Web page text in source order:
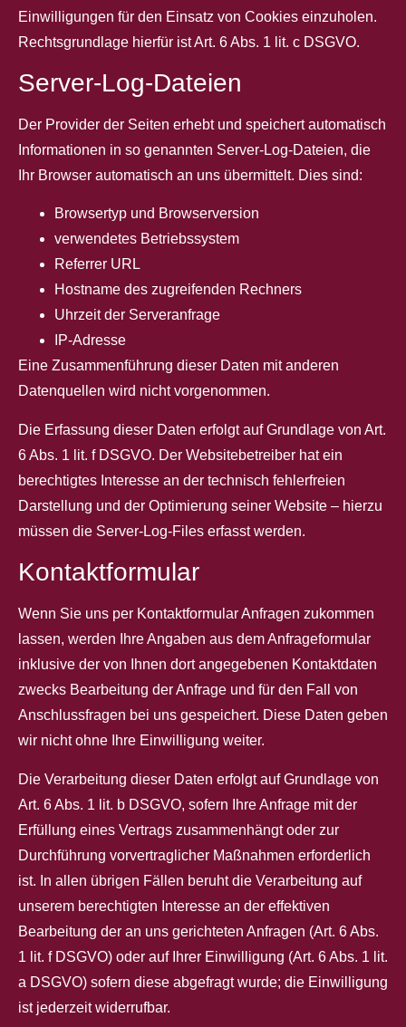
Einwilligungen für den Einsatz von Cookies einzuholen.
Rechtsgrundlage hierfür ist Art. 6 Abs. 1 lit. c DSGVO.
Server-Log-Dateien
Der Provider der Seiten erhebt und speichert automatisch
Informationen in so genannten Server-Log-Dateien, die
Ihr Browser automatisch an uns übermittelt. Dies sind:
Browsertyp und Browserversion
verwendetes Betriebssystem
Referrer URL
Hostname des zugreifenden Rechners
Uhrzeit der Serveranfrage
IP-Adresse
Eine Zusammenführung dieser Daten mit anderen
Datenquellen wird nicht vorgenommen.
Die Erfassung dieser Daten erfolgt auf Grundlage von Art.
6 Abs. 1 lit. f DSGVO. Der Websitebetreiber hat ein
berechtigtes Interesse an der technisch fehlerfreien
Darstellung und der Optimierung seiner Website – hierzu
müssen die Server-Log-Files erfasst werden.
Kontaktformular
Wenn Sie uns per Kontaktformular Anfragen zukommen
lassen, werden Ihre Angaben aus dem Anfrageformular
inklusive der von Ihnen dort angegebenen Kontaktdaten
zwecks Bearbeitung der Anfrage und für den Fall von
Anschlussfragen bei uns gespeichert. Diese Daten geben
wir nicht ohne Ihre Einwilligung weiter.
Die Verarbeitung dieser Daten erfolgt auf Grundlage von
Art. 6 Abs. 1 lit. b DSGVO, sofern Ihre Anfrage mit der
Erfüllung eines Vertrags zusammenhängt oder zur
Durchführung vorvertraglicher Maßnahmen erforderlich
ist. In allen übrigen Fällen beruht die Verarbeitung auf
unserem berechtigten Interesse an der effektiven
Bearbeitung der an uns gerichteten Anfragen (Art. 6 Abs.
1 lit. f DSGVO) oder auf Ihrer Einwilligung (Art. 6 Abs. 1 lit.
a DSGVO) sofern diese abgefragt wurde; die Einwilligung
ist jederzeit widerrufbar.